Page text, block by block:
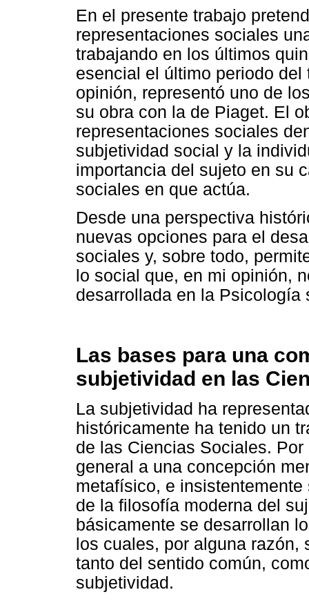
En el presente trabajo
representaciones sociales
trabajando en los últimos
esencial el último periodo
opinión, representó uno de
su obra con la de Piaget. El
representaciones sociales
subjetividad social y la
importancia del sujeto en su
sociales en que actúa.
Desde una perspectiva
nuevas opciones para el
sociales y, sobre todo,
lo social que, en mi opinión,
desarrollada en la
Las bases para una
subjetividad en las
La subjetividad ha
históricamente ha tenido un
de las Ciencias Sociales.
general a una concepción
metafísico, e
de la filosofía moderna del
básicamente se desarrollan
los cuales, por alguna razón,
tanto del sentido común,
subjetividad.